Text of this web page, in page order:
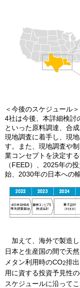
＜今後のスケジュール＞
4社は今後、本詳細検討
といった原料調達、合
現地調査に着手し、現
す。また、現地調査や
業コンセプトを決定す
（FEED）、2025年の
始、2030年の日本への
加えて、海外で製造し
日本と生産国の間で天
メタン利用時のCO2排
用に資する投資予見性
スケジュールに沿って